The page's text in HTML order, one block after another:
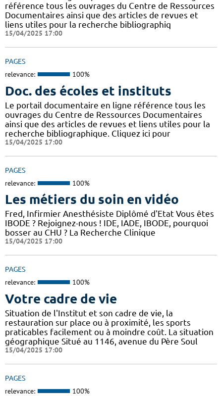
référence tous les ouvrages du Centre de Ressources
Documentaires ainsi que des articles de revues et
liens utiles pour la recherche bibliographiq
15/04/2025 17:00
PAGES
relevance: 100%
Doc. des écoles et instituts
Le portail documentaire en ligne référence tous les
ouvrages du Centre de Ressources Documentaires
ainsi que des articles de revues et liens utiles pour la
recherche bibliographique. Cliquez ici pour
15/04/2025 17:00
PAGES
relevance: 100%
Les métiers du soin en vidéo
Fred, Infirmier Anesthésiste Diplômé d'Etat Vous êtes
IBODE ? Rejoignez-nous ! IDE, IADE, IBODE, pourquoi
bosser au CHU ? La Recherche Clinique
15/04/2025 17:00
PAGES
relevance: 100%
Votre cadre de vie
Situation de l'Institut et son cadre de vie, la
restauration sur place ou à proximité, les sports
praticables facilement ou à moindre coût. La situation
géographique Situé au 1146, avenue du Père Soul
15/04/2025 17:00
PAGES
relevance: 100%